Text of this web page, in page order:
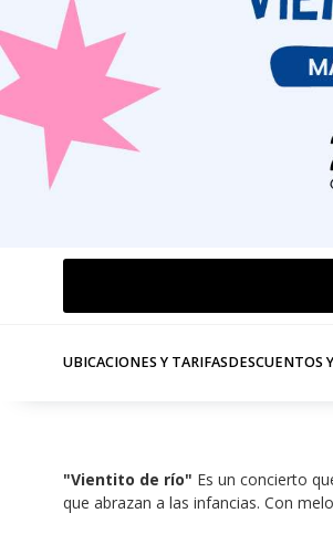
UBICACIONES Y TARIFASDESCUENTOS
"Vientito de río" Es un concierto
que abrazan a las infancias. Con